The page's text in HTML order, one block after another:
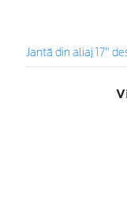
Jantă din aliaj 17"